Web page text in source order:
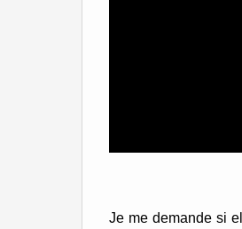
Je me demande si